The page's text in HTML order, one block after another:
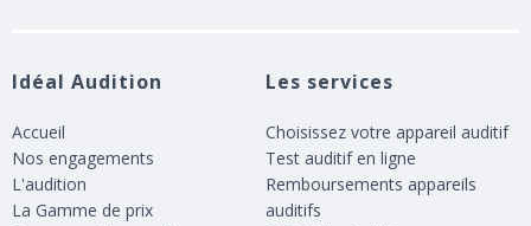
Idéal Audition
Accueil
Nos engagements
L'audition
La Gamme de prix
Les services
Choisissez votre appareil auditif
Test auditif en ligne
Remboursements appareils
auditifs